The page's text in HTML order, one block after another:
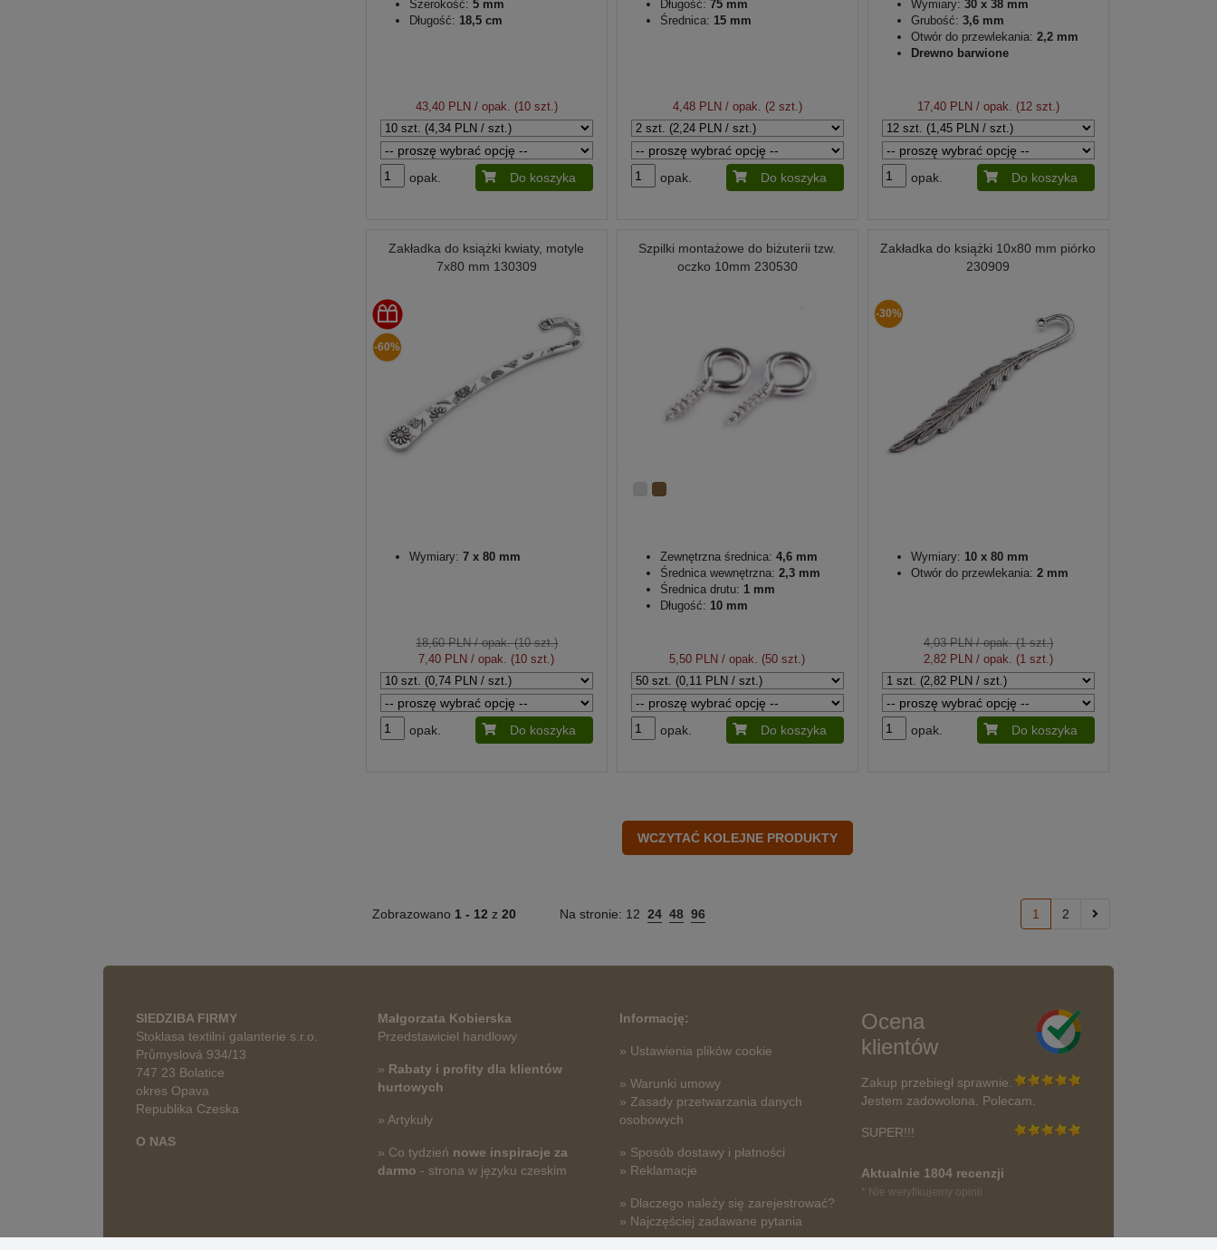
Szerokość: 5 mm
Długość: 18,5 cm
43,40 PLN/ opak. (10 szt.)
opak. Do koszyka
Długość: 75 mm
Średnica: 15 mm
4,48 PLN/ opak. (2 szt.)
opak. Do koszyka
Wymiary: 30 x 38 mm
Grubość: 3,6 mm
Otwór do przewlekania: 2,2 mm
Drewno barwione
17,40 PLN/ opak. (12 szt.)
opak. Do koszyka
Zakładka do książki kwiaty, motyle
7x80 mm 130309
-60%
Wymiary: 7 x 80 mm
18,60 PLN/ opak. (10 szt.)
7,40 PLN / opak. (10 szt.)
opak. Do koszyka
Szpilki montażowe do biżuterii tzw.
oczko 10mm 230530
Zewnętrzna średnica: 4,6 mm
Średnica wewnętrzna: 2,3 mm
Średnica drutu: 1 mm
Długość: 10 mm
5,50 PLN / opak. (50 szt.)
opak. Do koszyka
Zakładka do książki 10x80 mm piórko
230909
-30%
Wymiary: 10 x 80 mm
Otwór do przewlekania: 2 mm
4,03 PLN/ opak. (1 szt.)
2,82 PLN / opak. (1 szt.)
opak. Do koszyka
Zobrazowano 1 - 12 z 20 Na stronie: 12 24 48 96 1 2
SIEDZIBA FIRMY
Stoklasa textilní galanterie s.r.o.
Průmyslová 934/13
747 23 Bolatice
okres Opava
Republika Czeska
O NAS
Małgorzata Kobierska
Przedstawiciel handlowy
» Rabaty i profity dla klientów
hurtowych
» Artykuły
» Co tydzień nowe inspiracje za
darmo - strona w języku czeskim
Informację:
» Ustawienia plików cookie
» Warunki umowy
» Zasady przetwarzania danych
osobowych
» Sposób dostawy i płatności
» Reklamacje
» Dlaczego należy się zarejestrować?
» Najczęściej zadawane pytania
Ocena
klientów
Zakup przebiegł sprawnie.
Jestem zadowolona. Polecam.
SUPER!!!
Aktualnie 1804 recenzji
* Nie weryfikujemy opinii